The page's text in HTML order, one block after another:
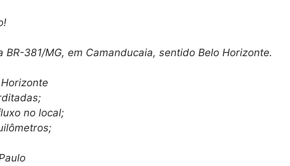
BR-381/MG, em Camanducaia, sentido Belo Horizonte.
no local;